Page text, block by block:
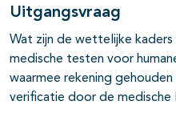
Uitgangsvraag
Wat zijn de wettelijke
medische testen voor
waarmee rekening
verificatie door de medische